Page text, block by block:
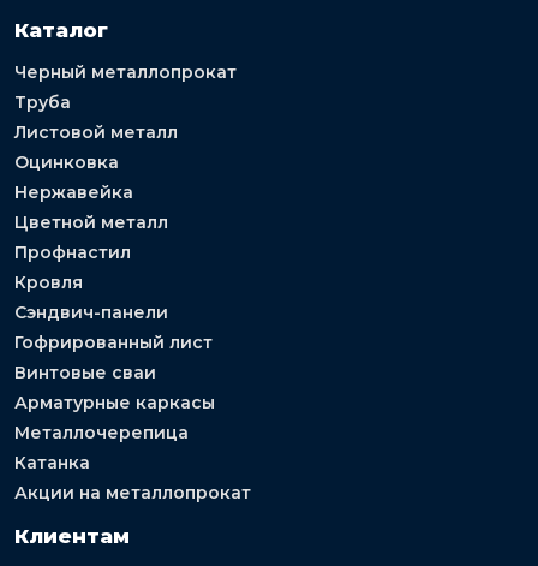
Каталог
Черный металлопрокат
Труба
Листовой металл
Оцинковка
Нержавейка
Цветной металл
Профнастил
Кровля
Сэндвич-панели
Гофрированный лист
Винтовые сваи
Арматурные каркасы
Металлочерепица
Катанка
Акции на металлопрокат
Клиентам